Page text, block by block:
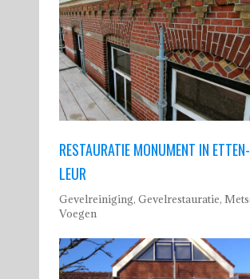
RESTAURATIE MONUMENT IN ETTEN-
LEUR
Gevelreiniging, Gevelrestauratie,
Voegen